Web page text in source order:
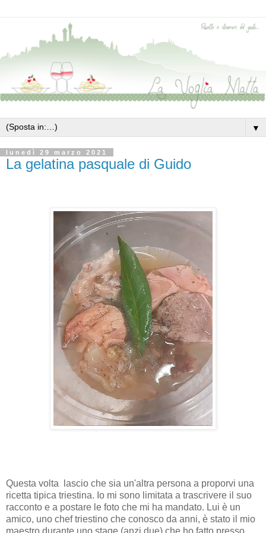
▼
lunedì 29 marzo 2021
La gelatina pasquale di Guido
Questa volta lascio che sia un'altra persona a proporvi una
ricetta tipica triestina. Io mi sono limitata a trascrivere il suo
racconto e a postare le foto che mi ha mandato. Lui è un
amico, uno chef triestino che conosco da anni, è stato il mio